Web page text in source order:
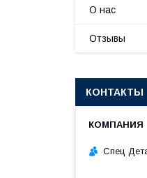
О нас
Отзывы
КОНТАКТЫ
Спец